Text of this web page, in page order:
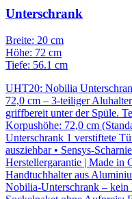
Unterschrank
Breite: 20 cm
Höhe: 72 cm
Tiefe: 56.1 cm
UHT20: Nobilia
72,0 cm – 3-teiliger
griffbereit unter der Spüle.
Korpushöhe: 72,0 cm
Unterschrank 1 verstiftete
ausziehbar • Sensys-
Herstellergarantie | Made in
Handtuchhalter aus
Nobilia-Unterschrank – kein